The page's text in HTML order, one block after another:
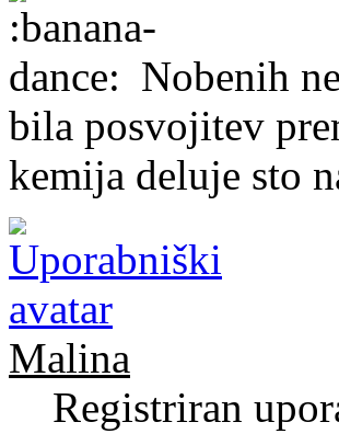
Nobenih
bila posvojitev
kemija deluje sto
Malina
Registriran